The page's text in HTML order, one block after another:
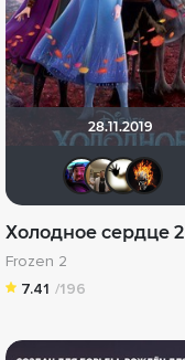
28.11.2019
Холодное сердце 2
Frozen 2
7.41 /196